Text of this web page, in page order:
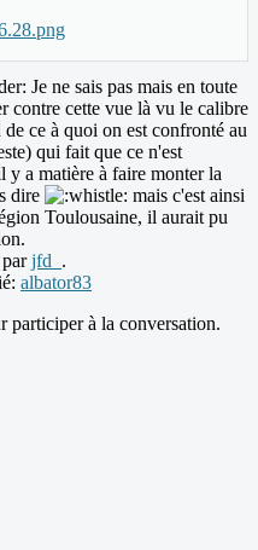
Je ne sais pas mais en toute
contre cette vue là vu le calibre
ce à quoi on est confronté au
qui fait que ce n'est
y a matière à faire monter la
dire
mais c'est ainsi
Toulousaine, il aurait pu
jfd_ .
albator83
participer à la conversation.